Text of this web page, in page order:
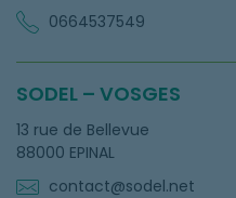
0664537549
SODEL – VOSGES
13 rue de Bellevue
88000 EPINAL
contact@sodel.net